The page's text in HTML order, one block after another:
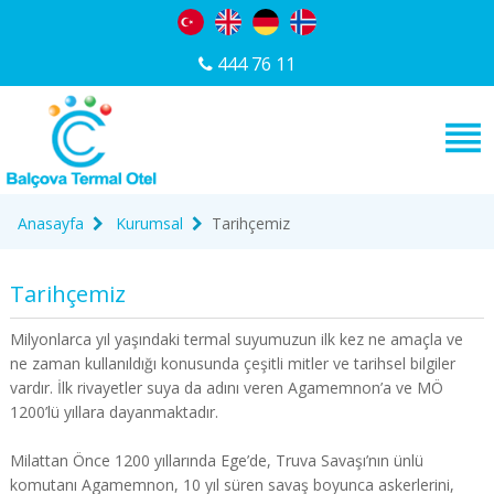
444 76 11
Anasayfa Kurumsal Tarihçemiz
Tarihçemiz
Milyonlarca yıl yaşındaki termal suyumuzun ilk kez ne amaçla ve
ne zaman kullanıldığı konusunda çeşitli mitler ve tarihsel bilgiler
vardır. İlk rivayetler suya da adını veren Agamemnon’a ve MÖ
1200’lü yıllara dayanmaktadır.
Milattan Önce 1200 yıllarında Ege’de, Truva Savaşı’nın ünlü
komutanı Agamemnon, 10 yıl süren savaş boyunca askerlerini,